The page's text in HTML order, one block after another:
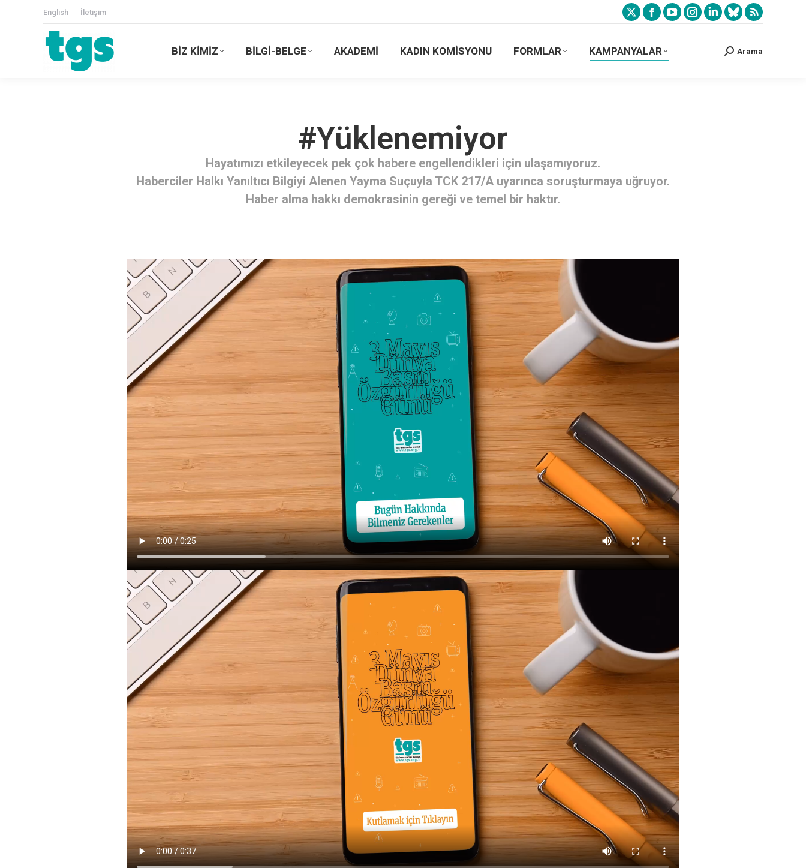
English İletişim
BİZ KİMİZ BİLGİ-BELGE AKADEMİ KADIN KOMİSYONU FORMLAR KAMPANYALAR Arama
#Yüklenemiyor
Hayatımızı etkileyecek pek çok habere engellendikleri için ulaşamıyoruz.
Haberciler Halkı Yanıltıcı Bilgiyi Alenen Yayma Suçuyla TCK 217/A uyarınca soruşturmaya uğruyor.
Haber alma hakkı demokrasinin gereği ve temel bir haktır.